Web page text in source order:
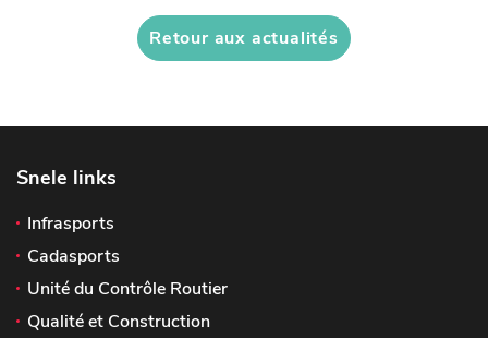
Retour aux actualités
Snele links
Infrasports
Cadasports
Unité du Contrôle Routier
Qualité et Construction